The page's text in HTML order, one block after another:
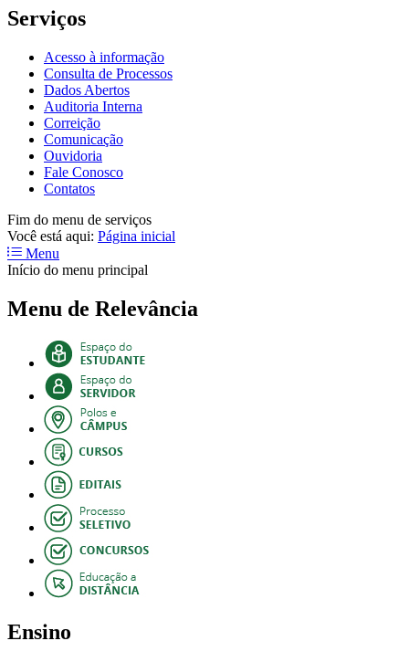
Serviços
Acesso à informação
Consulta de Processos
Dados Abertos
Auditoria Interna
Correição
Comunicação
Ouvidoria
Fale Conosco
Contatos
Fim do menu de serviços
Você está aqui: Página inicial
Menu
Início do menu principal
Menu de Relevância
Ensino